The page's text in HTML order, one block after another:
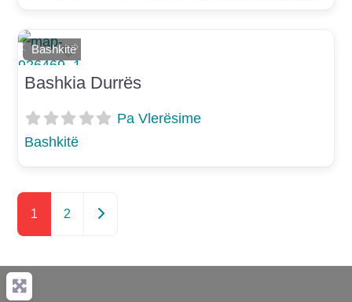
Shtoje si të preferuar
Bashkitë
E mëparshme
Më Tej
Bashkia Durrës
Pa Vlerësime
Bashkitë
1 2 Postimet e vjetra